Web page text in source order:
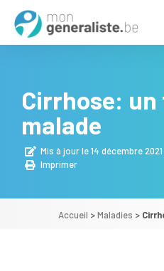
Cirrhose: un
malade
Mis à jour le 14 décembre 2021
Imprimer
Accueil >Maladies >